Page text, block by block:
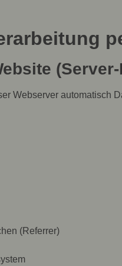
Webserver automatisch
(Referrer)